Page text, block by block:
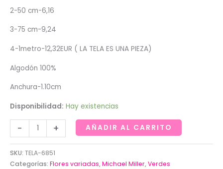
2-50 cm-6,16
3-75 cm-9,24
4-1metro-12,32EUR ( LA TELA ES UNA PIEZA)
Algodón 100%
Anchura-1.10cm
Disponibilidad: Hay existencias
-
rojas
grandes
de
+ AÑADIR AL CARRITO
SKU: TELA-6851
Categorías: Flores variadas,Michael Miller,Verdes